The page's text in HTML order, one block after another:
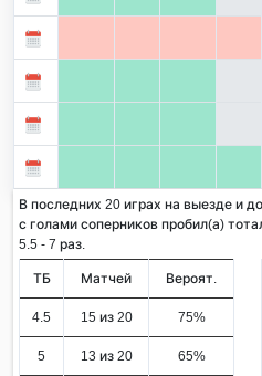
В последних 20 играх на выезде и
с голами соперников пробил(а)
5.5 - 7 раз.
ТБ Матчей Вероят.
4.5 15 из 20 75%
5 13 из 20 65%